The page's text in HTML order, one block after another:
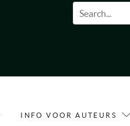
Zoekveld
INFO VOOR AUTEURS